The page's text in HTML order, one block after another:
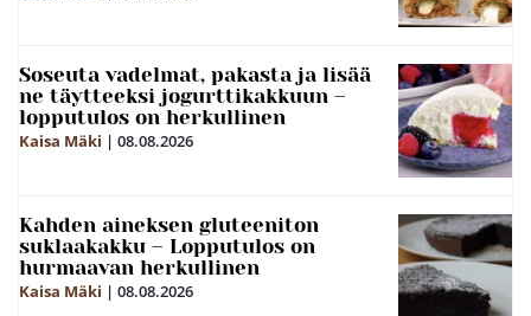
Soseuta vadelmat, pakasta ja lisää
ne täytteeksi jogurttikakkuun –
lopputulos on herkullinen
Kaisa Mäki | 08.08.2026
Kahden aineksen gluteeniton
suklaakakku – Lopputulos on
hurmaavan herkullinen
Kaisa Mäki | 08.08.2026